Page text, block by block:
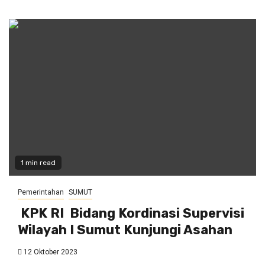
1 min read
Pemerintahan SUMUT
KPK RI Bidang Kordinasi Supervisi
Wilayah I Sumut Kunjungi Asahan
12 Oktober 2023